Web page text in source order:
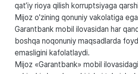
qat’iy rioya qilish korruptsiyaga
Mijoz o'zining qonuniy vakolatiga
Garantbank mobil ilovasidan har
boshqa noqonuniy maqsadlarda
emasligini kafolatlaydi.
Mijoz «Garantbank» mobil